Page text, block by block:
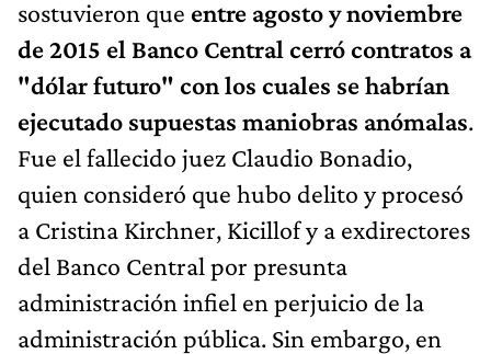
sostuvieron que entre agosto y noviembre
de 2015 el Banco Central cerró contratos a
"dólar futuro" con los cuales se habrían
ejecutado supuestas maniobras anómalas.
Fue el fallecido juez Claudio Bonadio,
quien consideró que hubo delito y procesó
a Cristina Kirchner, Kicillof y a exdirectores
del Banco Central por presunta
administración infiel en perjuicio de la
administración pública. Sin embargo, en